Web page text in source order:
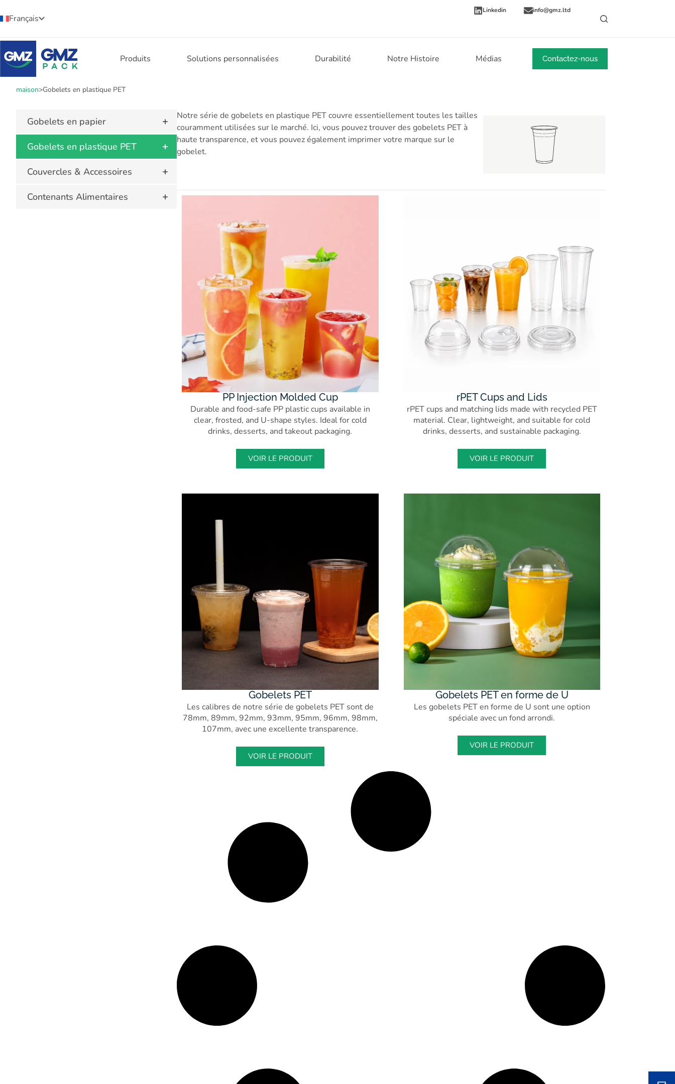
Français
Linkedin info@gmz.ltd
Produits Solutions personnalisées Durabilité Notre Histoire Médias Nouvelles
Contactez-nous
maison>Gobelets en plastique PET
+
Gobelets en papier
+
Gobelets en plastique PET
+
Couvercles & Accessoires
+
Contenants Alimentaires
Notre série de gobelets en plastique PET couvre essentiellement toutes les tailles
couramment utilisées sur le marché. Ici, vous pouvez trouver des gobelets PET à
haute transparence, et vous pouvez également imprimer votre marque sur le
gobelet.
PP Injection Molded Cup
Durable and food-safe PP plastic cups available in
clear, frosted, and U-shape styles. Ideal for cold
drinks, desserts, and takeout packaging.
VOIR LE PRODUIT
rPET Cups and Lids
rPET cups and matching lids made with recycled PET
material. Clear, lightweight, and suitable for cold
drinks, desserts, and sustainable packaging.
VOIR LE PRODUIT
Gobelets PET
Les calibres de notre série de gobelets PET sont de
78mm, 89mm, 92mm, 93mm, 95mm, 96mm, 98mm,
107mm, avec une excellente transparence.
VOIR LE PRODUIT
Gobelets PET en forme de U
Les gobelets PET en forme de U sont une option
spéciale avec un fond arrondi.
VOIR LE PRODUIT